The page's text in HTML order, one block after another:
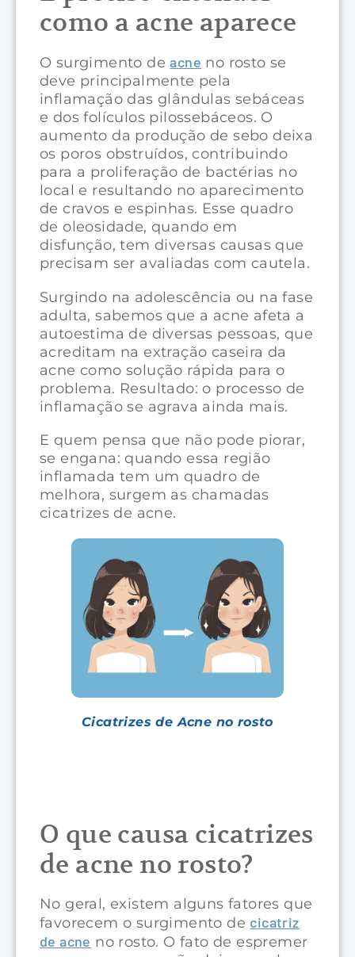
como a acne aparece
O surgimento deacne no rosto se
deve principalmente pela
inflamação das glândulas sebáceas
e dos folículos pilossebáceos. O
aumento da produção de sebo deixa
os poros obstruídos, contribuindo
para a proliferação de bactérias no
local e resultando no aparecimento
de cravos e espinhas. Esse quadro
de oleosidade, quando em
disfunção, tem diversas causas que
precisam ser avaliadas com cautela.
Surgindo na adolescência ou na fase
adulta, sabemos que a acne afeta a
autoestima de diversas pessoas, que
acreditam na extração caseira da
acne como solução rápida para o
problema. Resultado: o processo de
inflamação se agrava ainda mais.
E quem pensa que não pode piorar,
se engana: quando essa região
inflamada tem um quadro de
melhora, surgem as chamadas
cicatrizes de acne.
Cicatrizes de Acne no rosto
O que causa cicatrizes
de acne no rosto?
No geral, existem alguns fatores que
favorecem o surgimento de cicatriz
de acne no rosto. O fato de espremer